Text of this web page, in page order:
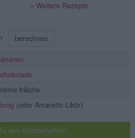
» Weitere Rezepte
berechnen
frâiche
(oder Amaretto-Likör)
den Küchenhelfern